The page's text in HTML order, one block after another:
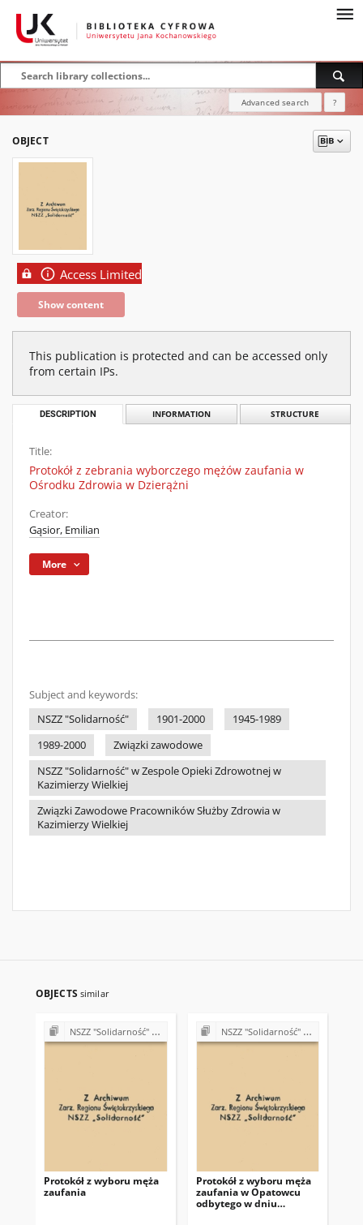
Advanced search ?
OBJECT
Access Limited
Show content
This publication is protected and can be accessed only
from certain IPs.
DESCRIPTION INFORMATION STRUCTURE
Title:
Protokół z zebrania wyborczego mężów zaufania w
Ośrodku Zdrowia w Dzierążni
Creator:
Gąsior, Emilian
More
Subject and keywords:
NSZZ "Solidarność"
1901-2000
1945-1989
1989-2000
Związki zawodowe
NSZZ "Solidarność" w Zespole Opieki Zdrowotnej w
Kazimierzy Wielkiej
Związki Zawodowe Pracowników Służby Zdrowia w
Kazimierzy Wielkiej
OBJECTS similar
NSZZ "Solidarność" w Zespole Opieki Zdrowotnej w Kazimierzy Wielkiej
Protokół z wyboru męża
zaufania
NSZZ "Solidarność" w Zespole Opieki Zdrowotnej w Kazimierzy Wielkiej
Protokół z wyboru męża
zaufania w Opatowcu
odbytego w dniu